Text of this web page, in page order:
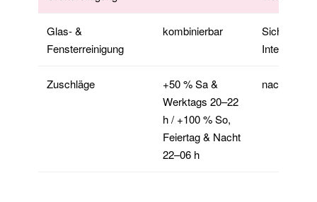
Glas- &
Fensterreinigung
kombinierbar
Intervall
Zuschläge
+50 % Sa &
Werktags 20–22
h / +100 % So,
Feiertag & Nacht
22–06 h
nach